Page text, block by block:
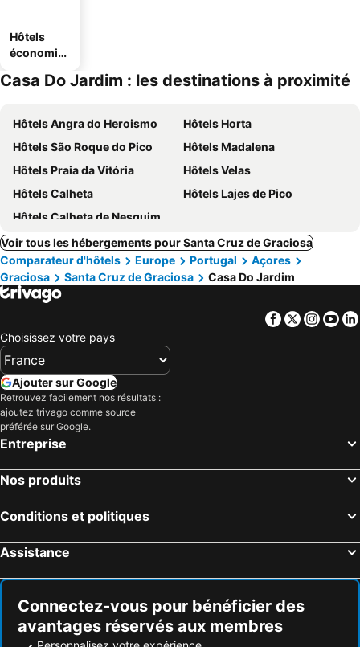
Hôtels
économiq
Casa Do Jardim : les destinations à proximité
Hôtels Angra do Heroismo
Hôtels Horta
Hôtels São Roque do Pico
Hôtels Madalena
Hôtels Praia da Vitória
Hôtels Velas
Hôtels Calheta
Hôtels Lajes de Pico
Hôtels Calheta de Nesquim
Voir tous les hébergements pour Santa Cruz de Graciosa
Comparateur d'hôtels
Europe Portugal
Açores
Graciosa
Santa Cruz de Graciosa Casa Do Jardim
Facebook
Twitter
Choisissez votre pays
Ajouter sur Google
Retrouvez facilement nos résultats :
ajoutez trivago comme source
préférée sur Google.
Entreprise
Nos produits
Conditions et politiques
Assistance
Connectez-vous pour bénéficier des
avantages réservés aux membres